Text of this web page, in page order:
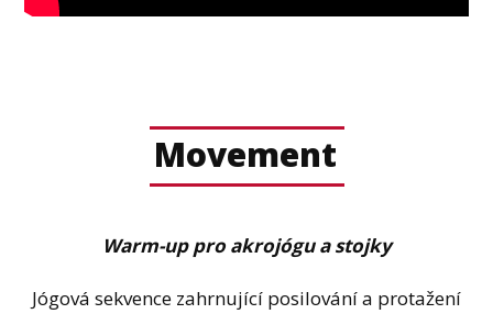
Movement
Warm-up pro akrojógu a stojky
Jógová sekvence zahrnující posilování a protažení